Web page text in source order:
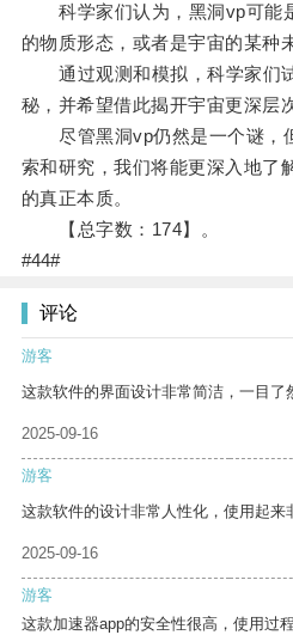
科学家们认为，黑洞vp可能
的物质形态，或者是宇宙的某种
通过观测和模拟，科学家们
秘，并希望借此揭开宇宙更深层
尽管黑洞vp仍然是一个谜，
索和研究，我们将能更深入地了
的真正本质。
【总字数：174】。
#44#
评论
游客
这款软件的界面设计非常简洁，一目了
2025-09-16
游客
这款软件的设计非常人性化，使用起来
2025-09-16
游客
这款加速器app的安全性很高，使用过